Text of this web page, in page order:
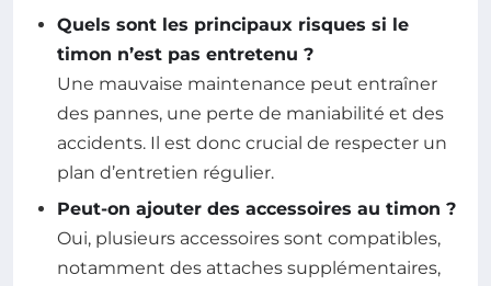
Quels sont les principaux risques si le
timon n’est pas entretenu ?
Une mauvaise maintenance peut entraîner
des pannes, une perte de maniabilité et des
accidents. Il est donc crucial de respecter un
plan d’entretien régulier.
Peut-on ajouter des accessoires au timon ?
Oui, plusieurs accessoires sont compatibles,
notamment des attaches supplémentaires,